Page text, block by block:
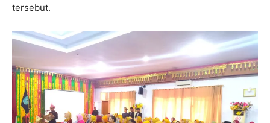
tersebut.